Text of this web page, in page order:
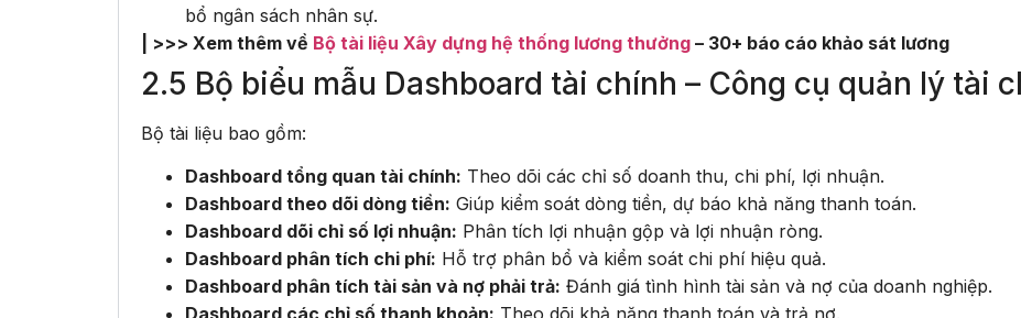
bổ ngân sách nhân sự.
| >>> Xem thêm về Bộ tài liệu Xây dựng hệ thống lương thưởng – 30+ báo cáo khảo sát lương
2.5 Bộ biểu mẫu Dashboard tài chính – Công cụ quản lý tài
Bộ tài liệu bao gồm:
Dashboard tổng quan tài chính: Theo dõi các chỉ số doanh thu, chi phí, lợi nhuận.
Dashboard theo dõi dòng tiền: Giúp kiểm soát dòng tiền, dự báo khả năng thanh toán.
Dashboard dõi chỉ số lợi nhuận: Phân tích lợi nhuận gộp và lợi nhuận ròng.
Dashboard phân tích chi phí: Hỗ trợ phân bổ và kiểm soát chi phí hiệu quả.
Dashboard phân tích tài sản và nợ phải trả: Đánh giá tình hình tài sản và nợ của doanh nghiệp.